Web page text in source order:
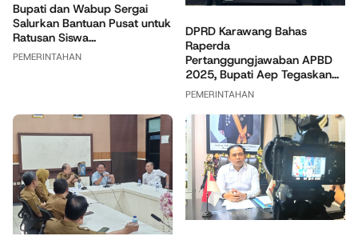
Bupati dan Wabup Sergai
Salurkan Bantuan Pusat untuk
Ratusan Siswa...
PEMERINTAHAN
DPRD Karawang Bahas
Raperda
Pertanggungjawaban APBD
2025, Bupati Aep Tegaskan...
PEMERINTAHAN